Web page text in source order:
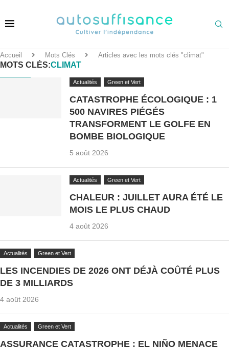
Accueil Mots Clés Articles avec les mots clés "climat"
MOTS CLÉS:CLIMAT
Actualités Green et Vert
CATASTROPHE ÉCOLOGIQUE : 1
500 NAVIRES PIÉGÉS
TRANSFORMENT LE GOLFE EN
BOMBE BIOLOGIQUE
5 août 2026
Actualités Green et Vert
CHALEUR : JUILLET AURA ÉTÉ LE
MOIS LE PLUS CHAUD
4 août 2026
Actualités Green et Vert
LES INCENDIES DE 2026 ONT DÉJÀ COÛTÉ PLUS
DE 3 MILLIARDS
4 août 2026
Actualités Green et Vert
ASSURANCE CATASTROPHE : EL NIÑO MENACE